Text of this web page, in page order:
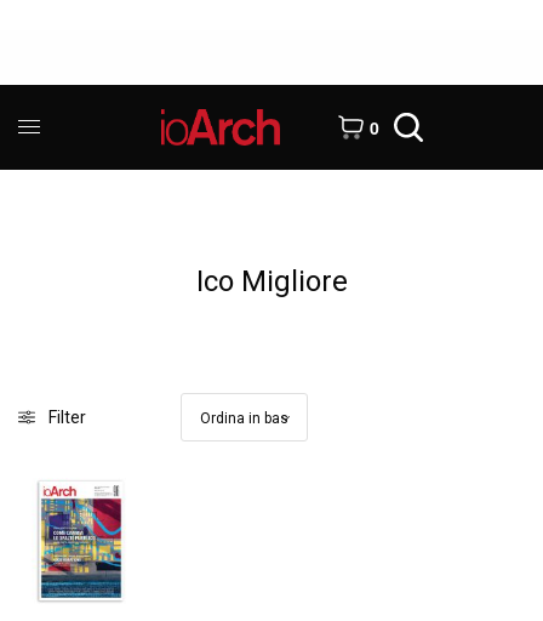
0
Ico Migliore
Filter